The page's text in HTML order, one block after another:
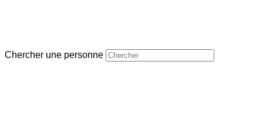
Chercher une personne